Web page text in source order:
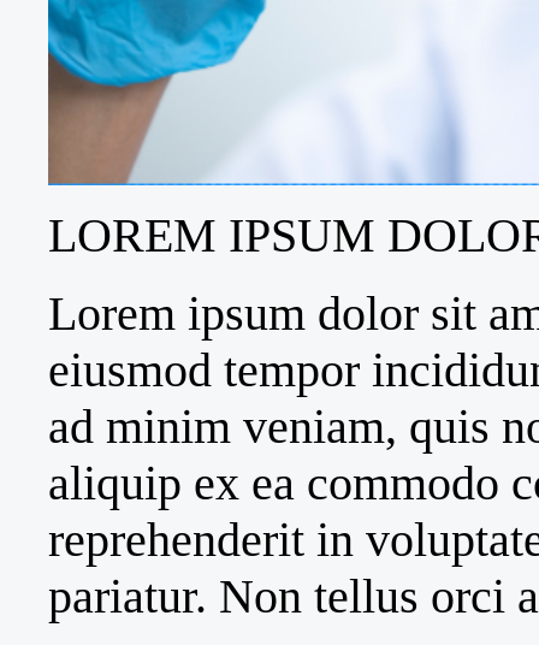
LOREM IPSUM
Lorem ipsum dolor sit
eiusmod tempor
ad minim veniam, quis
aliquip ex ea commodo
reprehenderit in
pariatur. Non tellus orci